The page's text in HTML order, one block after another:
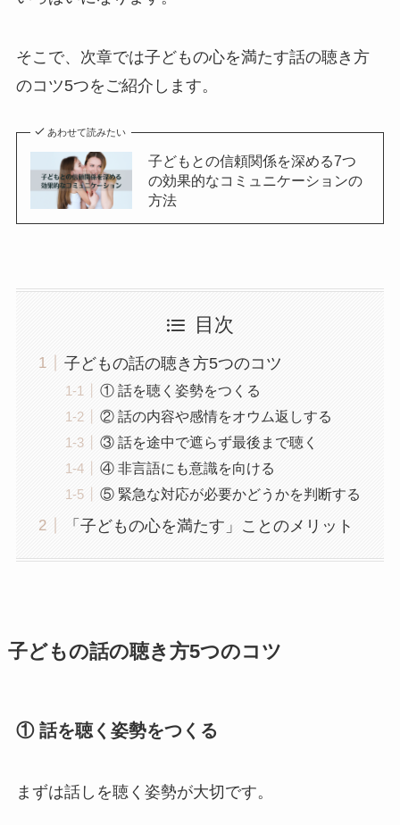
そこで、次章では子どもの心を満たす話の聴き方
のコツ5つをご紹介します。
あわせて読みたい
子どもとの信頼関係を深める7つ
の効果的なコミュニケーションの
方法
目次
子どもの話の聴き方5つのコツ
① 話を聴く姿勢をつくる
② 話の内容や感情をオウム返しする
③ 話を途中で遮らず最後まで聴く
④ 非言語にも意識を向ける
⑤ 緊急な対応が必要かどうかを判断する
「子どもの心を満たす」ことのメリット
子どもの話の聴き方5つのコツ
① 話を聴く姿勢をつくる
まずは話しを聴く姿勢が大切です。